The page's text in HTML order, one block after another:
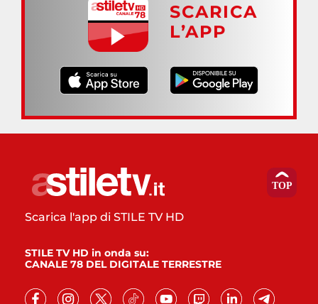
SCARICA
L’APP
Scarica l'app di STILE TV HD
STILE TV HD in onda su:
CANALE 78 DEL DIGITALE TERRESTRE